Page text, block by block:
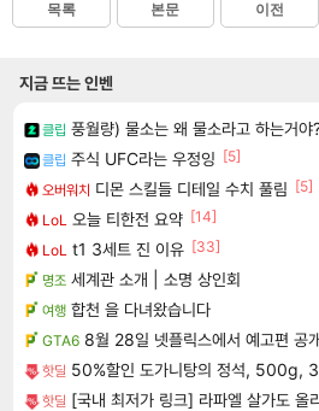
목록 본문 이전
지금 뜨는 인벤
클립 풍월량) 물소는 왜 물소라고 하는거야?
클립 주식 UFC라는 우정잉 [5]
오버워치 디몬 스킬들 디테일 수치 풀림 [5]
LoL 오늘 티한전 요약 [14]
LoL t1 3세트 진 이유 [33]
명조 세계관 소개 | 소명 상인회
여행 합천 을 다녀왔습니다
GTA6 8월 28일 넷플릭스에서 예고편 공
핫딜 50%할인 도가니탕의 정석, 500g,
핫딜 [국내 최저가 링크] 라파엘 살가도 올